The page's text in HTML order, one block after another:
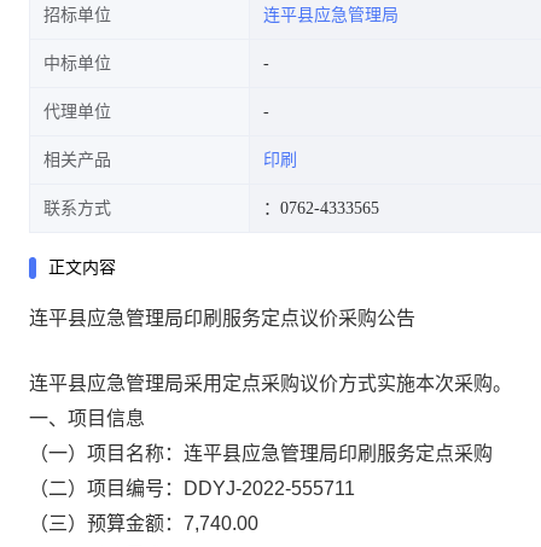
招标单位 连平县应急管理局
中标单位
代理单位
相关产品 印刷
联系方式 ：0762-4333565
正文内容
连平县应急管理局印刷服务定点议价采购公告
连平县应急管理局采用定点采购议价方式实施本次采购。
一、项目信息
（一）项目名称：连平县应急管理局印刷服务定点采购
（二）项目编号：DDYJ-2022-555711
（三）预算金额：7,740.00